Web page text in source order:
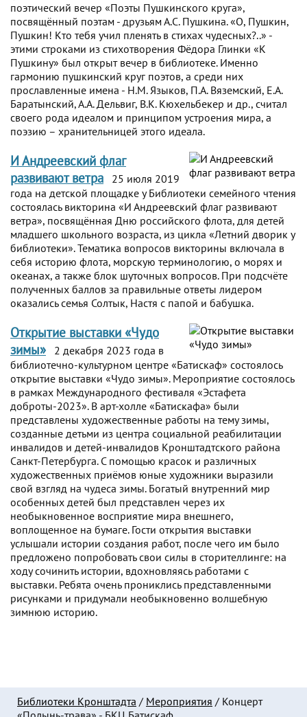
поэтический вечер «Поэты Пушкинского круга»,
посвящённый поэтам - друзьям А.С. Пушкина. «О, Пушкин,
Пушкин! Кто тебя учил пленять в стихах чудесных?..» -
этими строками из стихотворения Фёдора Глинки «К
Пушкину» был открыт вечер в библиотеке. Именно
гармонию пушкинский круг поэтов, а среди них
прославленные имена - Н.М. Языков, П.А. Вяземский, Е.А.
Баратынский, А.А. Дельвиг, В.К. Кюхельбекер и др., считал
своего рода идеалом и принципом устроения мира, а
поэзию – хранительницей этого идеала.
И Андреевский флаг
развивают ветра
25 июля 2019
года на детской площадке у Библиотеки семейного чтения
состоялась викторина «И Андреевский флаг развивают
ветра», посвящённая Дню российского флота, для детей
младшего школьного возраста, из цикла «Летний дворик у
библиотеки». Тематика вопросов викторины включала в
себя историю флота, морскую терминологию, о морях и
океанах, а также блок шуточных вопросов. При подсчёте
полученных баллов за правильные ответы лидером
оказались семья Солтык, Настя с папой и бабушка.
Открытие выставки «Чудо
зимы»
2 декабря 2023 года в
библиотечно-культурном центре «Батискаф» состоялось
открытие выставки «Чудо зимы». Мероприятие состоялось
в рамках Международного фестиваля «Эстафета
доброты-2023». В арт-холле «Батискафа» были
представлены художественные работы на тему зимы,
созданные детьми из центра социальной реабилитации
инвалидов и детей-инвалидов Кронштадтского района
Санкт-Петербурга. С помощью красок и различных
художественных приёмов юные художники выразили
свой взгляд на чудеса зимы. Богатый внутренний мир
особенных детей был представлен через их
необыкновенное восприятие мира внешнего,
воплощенное на бумаге. Гости открытия выставки
услышали истории создания работ, после чего им было
предложено попробовать свои силы в сторителлинге: на
ходу сочинить истории, вдохновляясь работами с
выставки. Ребята очень прониклись представленными
рисунками и придумали необыкновенно волшебную
зимнюю историю.
Библиотеки Кронштадта / Мероприятия / Концерт